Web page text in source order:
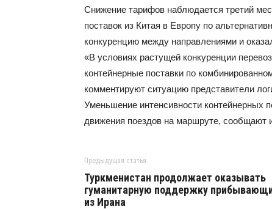
Снижение тарифов наблюдается третий
поставок из Китая в Европу по
конкуренцию между направлениями и
«В условиях растущей конкуренции
контейнерные поставки по
комментируют ситуацию представители
Уменьшение интенсивности контейнерных
движения поездов на маршруте, сообщают
Предыдущая статья
Туркменистан продолжает оказывать
гуманитарную поддержку
из Ирана